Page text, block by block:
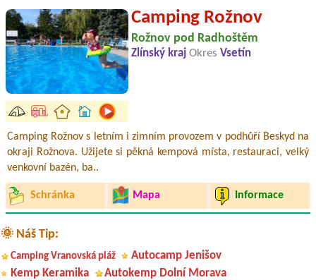
Camping Rožnov
Rožnov pod Radhoštěm
Zlínský kraj Okres Vsetín
Camping Rožnov s letním i zimním provozem v podhůří Beskyd na
okraji Rožnova. Užijete si pěkná kempová místa, restauraci, velký
venkovní bazén, ba..
Schránka Mapa Informace
🌞 Náš Tip:
Camping Vranovská pláž
Autocamp Jenišov
Kemp Keramika
Autokemp Dolní Morava